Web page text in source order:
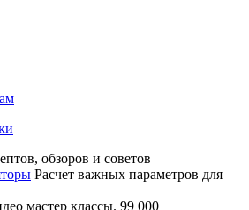
обзоров и советов
Расчет важных параметров для
мастер классы. 99 000